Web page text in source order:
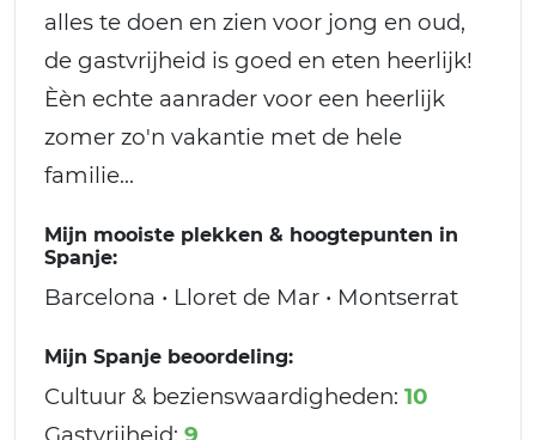
alles te doen en zien voor jong en oud,
de gastvrijheid is goed en eten heerlijk!
Èèn echte aanrader voor een heerlijk
zomer zo'n vakantie met de hele
familie...
Mijn mooiste plekken & hoogtepunten in
Spanje:
Barcelona • Lloret de Mar • Montserrat
Mijn Spanje beoordeling:
Cultuur & bezienswaardigheden: 10